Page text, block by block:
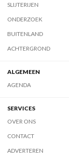
SLIJTERIJEN
ONDERZOEK
BUITENLAND
ACHTERGROND
ALGEMEEN
AGENDA
SERVICES
OVER ONS
CONTACT
ADVERTEREN